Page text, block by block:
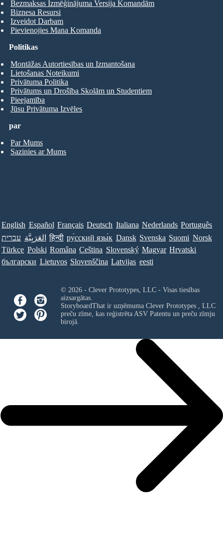
Bezmaksas Izmēģinājuma Versija Komandām
Biznesa Resursi
Izveidot Darbam
Pievienojies Mana Komanda
par
Par Mums
Sazinies ar Mums
Politikas
Montāžas Autortiesības un Izmantošana
Lietošanas Noteikumi
Privātuma Politika
Privātums un Drošība Skolām un Studentiem
Pieejamība
Jūsu Privātuma Izvēles
English Español Français Deutsch Italiana Nederlands Português
עברית العَرَبِيَّة हिन्दी ру́сский язы́к Dansk Svenska Suomi Norsk
Türkçe Polski Româna Ceština Slovenský Magyar Hrvatski
български Lietuvos Slovenščina Latvijas eesti
© 2026 - Clever Prototypes, LLC - Visas tiesības
aizsargātas.
StoryboardThat ir uzņēmuma Clever Prototypes , LLC
preču zīme, kas reģistrēta ASV Patentu un preču zīmju
birojā.